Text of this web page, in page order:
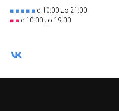
■ ■ ■ ■ ■ с 10:00 до 21:00
■ ■ с 10:00 до 19:00